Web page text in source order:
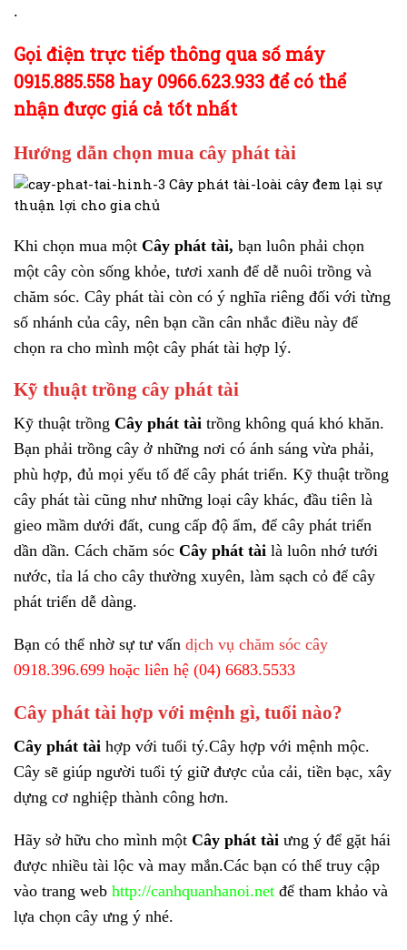
.
Gọi điện trực tiếp thông qua số máy
0915.885.558 hay 0966.623.933 để có thể
nhận được giá cả tốt nhất
Hướng dẫn chọn mua cây phát tài
Khi chọn mua một Cây phát tài, bạn luôn phải chọn
một cây còn sống khỏe, tươi xanh để dễ nuôi trồng và
chăm sóc. Cây phát tài còn có ý nghĩa riêng đối với từng
số nhánh của cây, nên bạn cần cân nhắc điều này để
chọn ra cho mình một cây phát tài hợp lý.
Kỹ thuật trồng cây phát tài
Kỹ thuật trồng Cây phát tài trồng không quá khó khăn.
Bạn phải trồng cây ở những nơi có ánh sáng vừa phải,
phù hợp, đủ mọi yếu tố để cây phát triển. Kỹ thuật trồng
cây phát tài cũng như những loại cây khác, đầu tiên là
gieo mầm dưới đất, cung cấp độ ẩm, để cây phát triển
dần dần. Cách chăm sóc Cây phát tài là luôn nhớ tưới
nước, tỉa lá cho cây thường xuyên, làm sạch cỏ để cây
phát triển dễ dàng.
Bạn có thể nhờ sự tư vấn dịch vụ chăm sóc cây
0918.396.699 hoặc liên hệ (04) 6683.5533
Cây phát tài hợp với mệnh gì, tuổi nào?
Cây phát tài hợp với tuổi tý.Cây hợp với mệnh mộc.
Cây sẽ giúp người tuổi tý giữ được của cải, tiền bạc, xây
dựng cơ nghiệp thành công hơn.
Hãy sở hữu cho mình một Cây phát tài ưng ý để gặt hái
được nhiều tài lộc và may mắn.Các bạn có thể truy cập
vào trang web http://canhquanhanoi.net để tham khảo và
lựa chọn cây ưng ý nhé.